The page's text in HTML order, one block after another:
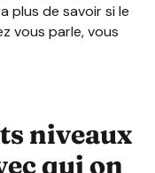
plus de savoir si le
vous parle, vous
niveaux
qui on